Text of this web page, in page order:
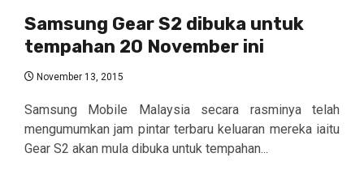
Samsung Gear S2 dibuka untuk
tempahan 20 November ini
November 13, 2015
Samsung Mobile Malaysia secara rasminya telah
mengumumkan jam pintar terbaru keluaran mereka iaitu
Gear S2 akan mula dibuka untuk tempahan...